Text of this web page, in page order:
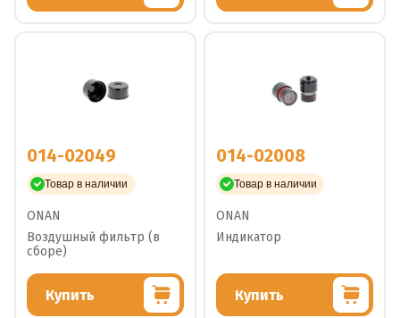
014-02049
Товар в наличии
ONAN
Воздушный фильтр (в
сборе)
Купить
014-02008
Товар в наличии
ONAN
Индикатор
Купить